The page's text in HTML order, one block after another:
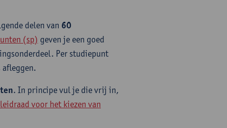
delen van 60
(sp) geven je een goed
Per studiepunt
afleggen.
. In principe vul je die vrij in,
leidraad voor het kiezen van